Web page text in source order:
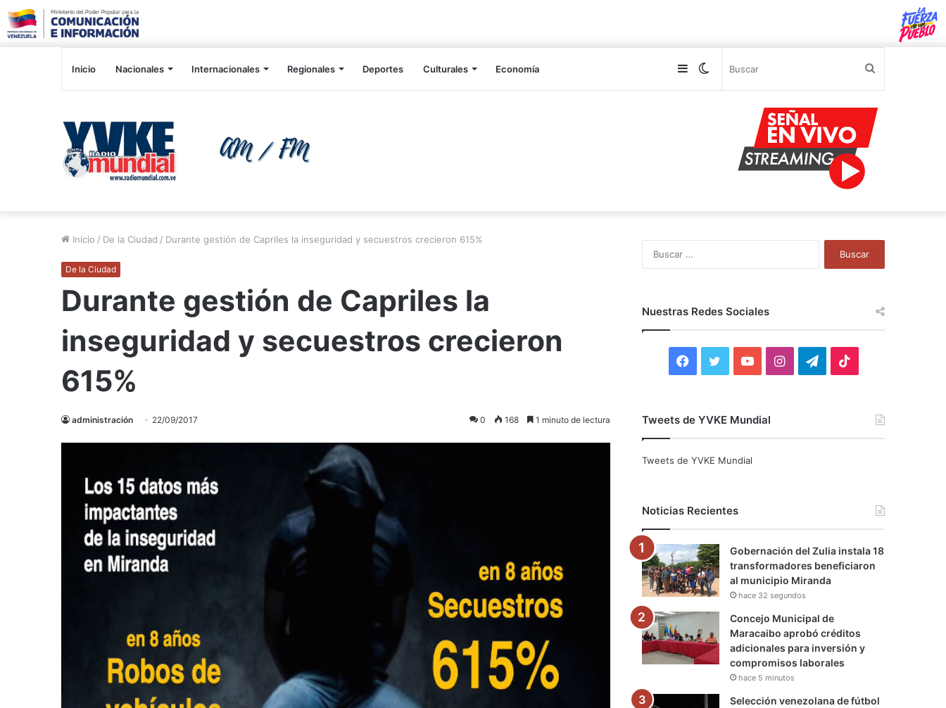
Inicio Nacionales Internacionales Regionales Deportes Culturales Economía Switch
Sidebar
Inicio / De la Ciudad / Durante gestión de Capriles la inseguridad y secuestros crecieron 615%
De la Ciudad
Durante gestión de Capriles la
inseguridad y secuestros crecieron
615%
administración 22/09/2017 0 168 1 minuto de lectura
Nuestras Redes Sociales
F
c
o
k
i
r
Y
u
e
I
r
a
m
T
a
m
Tweets de YVKE Mundial
Tweets de YVKE Mundial
Noticias Recientes
Gobernación del Zulia instala 18
transformadores beneficiaron
al municipio Miranda
hace 32 segundos
Concejo Municipal de
Maracaibo aprobó créditos
adicionales para inversión y
compromisos laborales
hace 5 minutos
Selección venezolana de fútbol